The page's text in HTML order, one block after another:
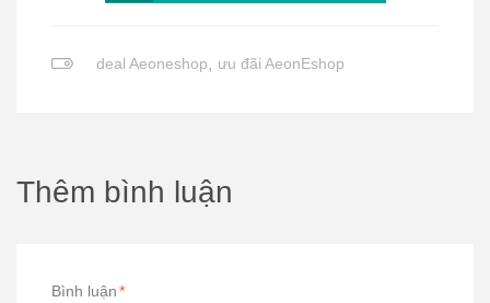
deal Aeoneshop, ưu đãi AeonEshop
Thêm bình luận
Bình luận*